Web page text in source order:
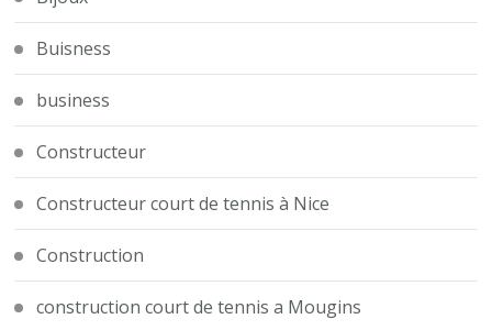
Buisness
business
Constructeur
Constructeur court de tennis à Nice
Construction
construction court de tennis a Mougins